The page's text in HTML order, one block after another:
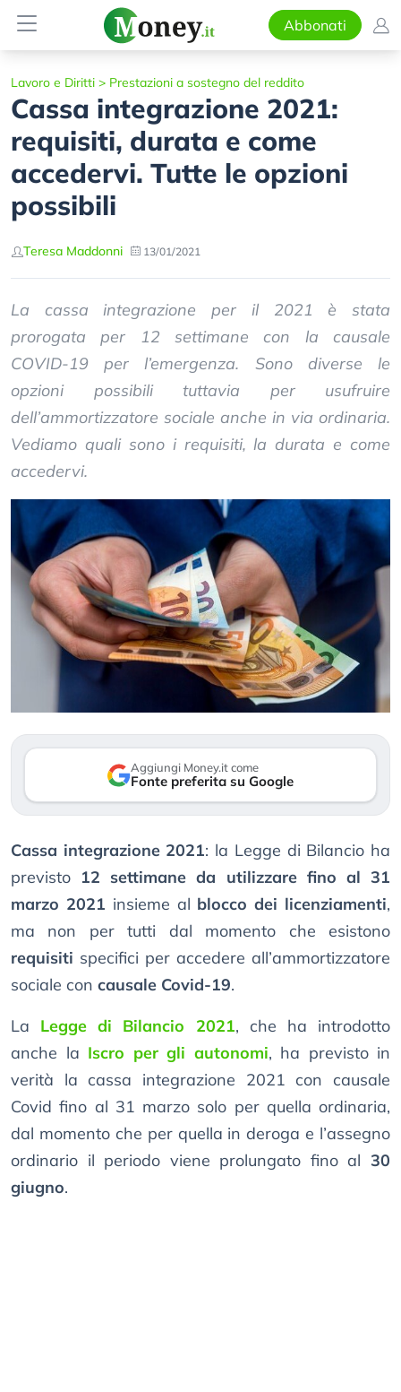
Abbonati
Lavoro e Diritti > Prestazioni a sostegno del reddito
Cassa integrazione 2021:
requisiti, durata e come
accedervi. Tutte le opzioni
possibili
Teresa Maddonni 13/01/2021
La cassa integrazione per il 2021 è stata
prorogata per 12 settimane con la causale
COVID-19 per l’emergenza. Sono diverse le
opzioni possibili tuttavia per usufruire
dell’ammortizzatore sociale anche in via ordinaria.
Vediamo quali sono i requisiti, la durata e come
accedervi.
Aggiungi Money.it come
Fonte preferita su Google
Cassa integrazione 2021: la Legge di Bilancio ha
previsto 12 settimane da utilizzare fino al 31
marzo 2021 insieme al blocco dei licenziamenti,
ma non per tutti dal momento che esistono
requisiti specifici per accedere all’ammortizzatore
sociale con causale Covid-19.
La Legge di Bilancio 2021, che ha introdotto
anche la Iscro per gli autonomi, ha previsto in
verità la cassa integrazione 2021 con causale
Covid fino al 31 marzo solo per quella ordinaria,
dal momento che per quella in deroga e l’assegno
ordinario il periodo viene prolungato fino al 30
giugno.